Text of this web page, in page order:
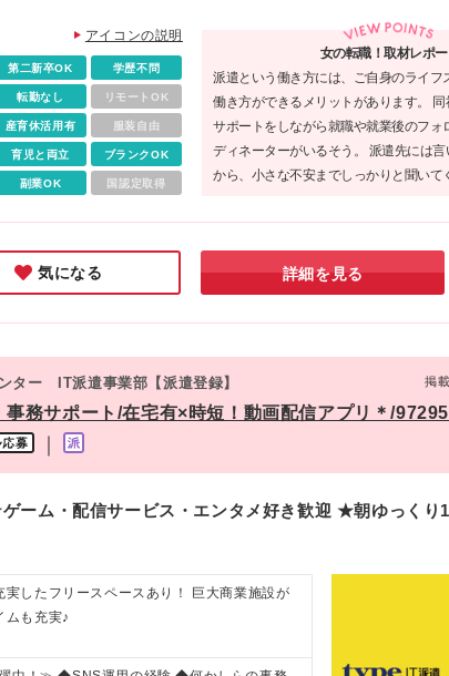
アイコンの説明
第二新卒OK 学歴不問
転勤なし リモートOK
産育休活用有 服装自由
育児と両立 ブランクOK
副業OK 国認定取得
女の転職！取材レポー
派遣という働き方には、ご自身のライフ
働き方ができるメリットがあります。
サポートをしながら就職や就業後のフォ
ディネーターがいるそう。 派遣先には
から、小さな不安までしっかりと聞いて
気になる 詳細を見る
ター IT派遣事業部【派遣登録】 掲
事務サポート/在宅有×時短！動画配信アプリ＊/97295
ーム・配信サービス・エンタメ好き歓迎 ★朝ゆっくり
実したフリースペースあり！ 巨大商業施設が
ムも充実♪